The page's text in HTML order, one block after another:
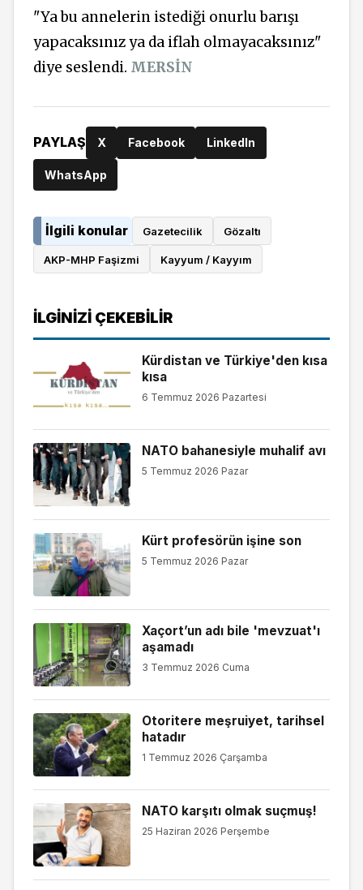
"Ya bu annelerin istediği onurlu barışı
yapacaksınız ya da iflah olmayacaksınız"
diye seslendi. MERSİN
PAYLAŞ X Facebook LinkedIn
WhatsApp
İlgili konular Gazetecilik Gözaltı
AKP-MHP Faşizmi Kayyum / Kayyım
İLGINIZI ÇEKEBILIR
Kürdistan ve Türkiye'den kısa
kısa
6 Temmuz 2026 Pazartesi
NATO bahanesiyle muhalif avı
5 Temmuz 2026 Pazar
Kürt profesörün işine son
5 Temmuz 2026 Pazar
Xaçort’un adı bile 'mevzuat'ı
aşamadı
3 Temmuz 2026 Cuma
Otoritere meşruiyet, tarihsel
hatadır
1 Temmuz 2026 Çarşamba
NATO karşıtı olmak suçmuş!
25 Haziran 2026 Perşembe